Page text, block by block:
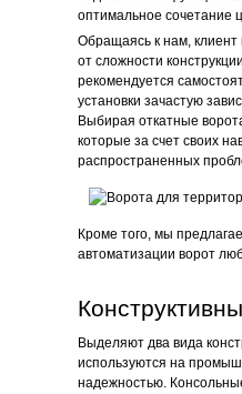
оптимальное сочетание
Обращаясь к нам, клиент
от сложности
рекомендуется
установки зачастую
Выбирая откатные
которые за счет своих
распространенных
Кроме того, мы
автоматизации ворот
Выделяют два вида
используются на
надежностью.